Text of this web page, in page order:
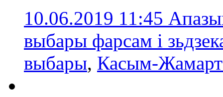
10.06.2019 11:45
выбары фарсам і
выбары, Касым-Жамарт